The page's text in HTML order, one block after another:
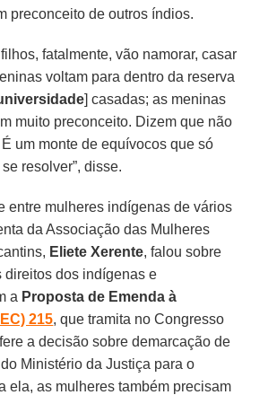
preconceito de outros índios.
fatalmente, vão namorar, casar
voltam para dentro da reserva
] casadas; as meninas
muito preconceito. Dizem que não
um monte de equívocos que só
resolver”, disse.
entre mulheres indígenas de vários
da Associação das Mulheres
Eliete Xerente, falou sobre
direitos dos indígenas e
a Proposta de Emenda à
215, que tramita no Congresso
a decisão sobre demarcação de
Ministério da Justiça para o
ela, as mulheres também precisam